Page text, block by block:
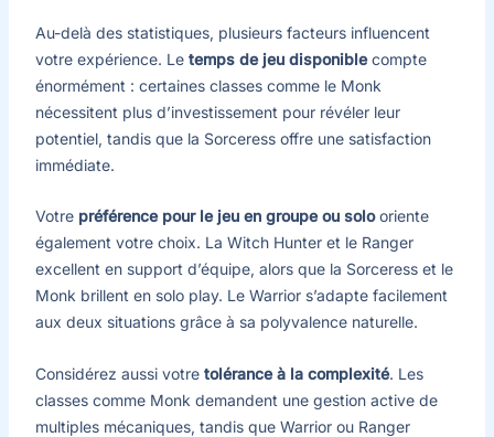
Au-delà des statistiques, plusieurs facteurs influencent
votre expérience. Le temps de jeu disponiblecompte
énormément : certaines classes comme le Monk
nécessitent plus d’investissement pour révéler leur
potentiel, tandis que la Sorceress offre une satisfaction
immédiate.
Votre préférence pour le jeu en groupe ou solooriente
également votre choix. La Witch Hunter et le Ranger
excellent en support d’équipe, alors que la Sorceress et le
Monk brillent en solo play. Le Warrior s’adapte facilement
aux deux situations grâce à sa polyvalence naturelle.
Considérez aussi votre tolérance à la complexité. Les
classes comme Monk demandent une gestion active de
multiples mécaniques, tandis que Warrior ou Ranger